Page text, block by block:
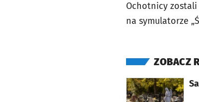
Ochotnicy
na symulatorze
ZOBACZ
otworzy się w nowej karcie